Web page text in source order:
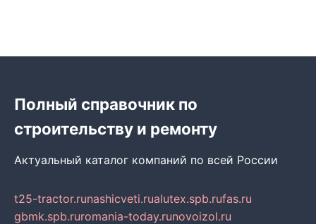
Полный справочник по
строительству и ремонту
Актуальный каталог компаний по всей России
t25-tractor.runashicveti.rualutex.spb.rufas.ru
gbmk.spb.ruromania-today.runovoizol.ru